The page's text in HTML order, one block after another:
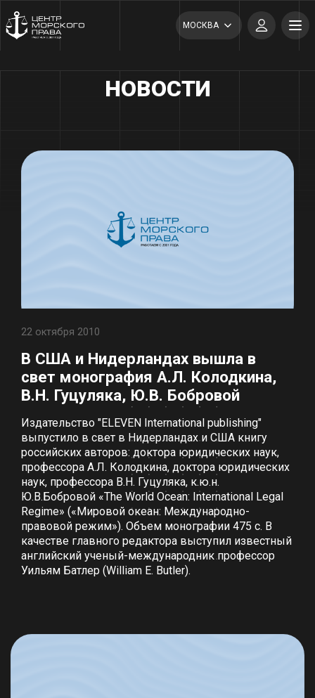
МОСКВА
НОВОСТИ
22 октября 2010
В США и Нидерландах вышла в
свет монография А.Л. Колодкина,
В.Н. Гуцуляка, Ю.В. Бобровой
Издательство "ELEVEN International publishing"
выпустило в свет в Нидерландах и США книгу
российских авторов: доктора юридических наук,
профессора А.Л. Колодкина, доктора юридических
наук, профессора В.Н. Гуцуляка, к.ю.н.
Ю.В.Бобровой «The World Ocean: International Legal
Regime» («Мировой океан: Международно-
правовой режим»). Объем монографии 475 с. В
качестве главного редактора выступил известный
английский ученый-международник профессор
Уильям Батлер (William E. Butler).